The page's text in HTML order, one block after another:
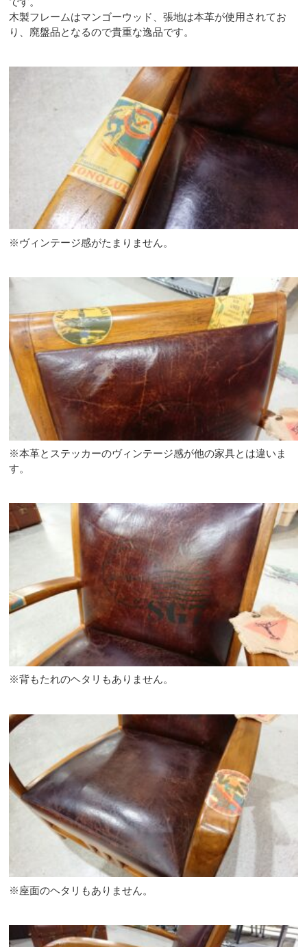
木製フレームはマンゴーウッド、張地は本革が使用されてお
り、廃盤品となるので貴重な逸品です。
※ヴィンテージ感がたまりません。
※本革とステッカーのヴィンテージ感が他の家具とは違いま
す。
※背もたれのヘタリもありません。
※座面のヘタリもありません。